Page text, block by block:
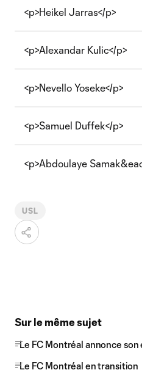
<p>Heikel Jarras</p>
<p>Alexandar Kulic</p>
<p>Nevello Yoseke</p>
<p>Samuel Duffek</p>
<p>Abdoulaye
USL
Sur le même sujet
Le FC Montréal annonce
Le FC Montréal en transition